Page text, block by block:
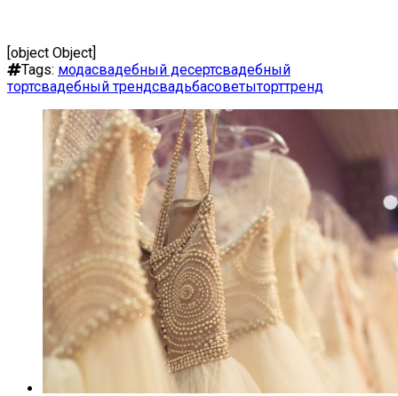
[object Object]
Tags: модасвадебный десертсвадебный
тортсвадебный трендсвадьбасоветыторттренд